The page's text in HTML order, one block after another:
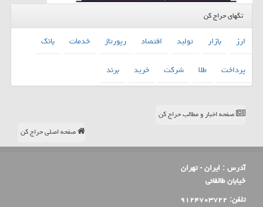
تگهای حراج کن
ارز بازار تولید اقتصاد رپورتاژ خدمات
بانك
پرداخت
طلا شركت خرید برند
صفحه اخبار و مطالب حراج کن
صفحه اصلی حراج کن
آدرس : ایران - تهران
خیابان طالقانی
تلفن: ۹۱۲۴۷۰۳۷۲۲